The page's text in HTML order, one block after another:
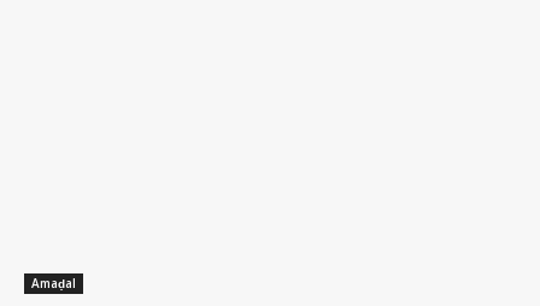
Amaḍal